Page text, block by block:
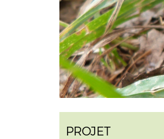
PROJET